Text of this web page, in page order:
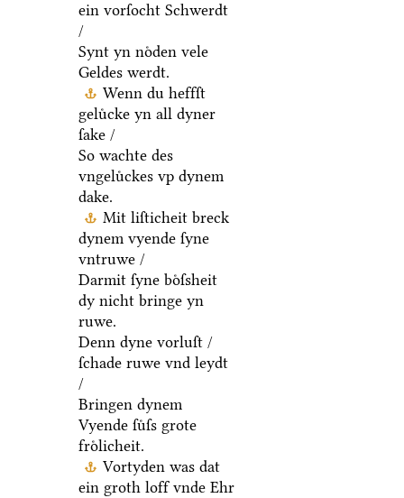
ein vorſocht Schwerdt
/
Synt yn noͤden vele
Geldes werdt.
Wenn du heffſt
geluͤcke yn all dyner
ſake /
So wachte des
vngeluͤckes vp dynem
dake.
Mit liſticheit breck
dynem vyende ſyne
vntruwe /
Darmit ſyne boͤſsheit
dy nicht bringe yn
ruwe.
Denn dyne vorluſt /
ſchade ruwe vnd leydt
/
Bringen dynem
Vyende ſuͤſs grote
froͤlicheit.
Vortyden was dat
ein groth loff vnde Ehr